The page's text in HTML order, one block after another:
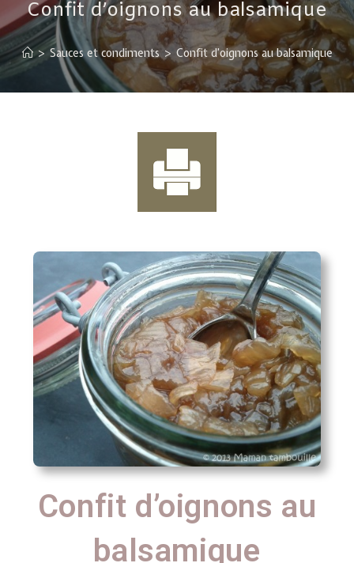
Confit d’oignons au balsamique
> Sauces et condiments > Confit d’oignons au balsamique
Confit d’oignons au
balsamique